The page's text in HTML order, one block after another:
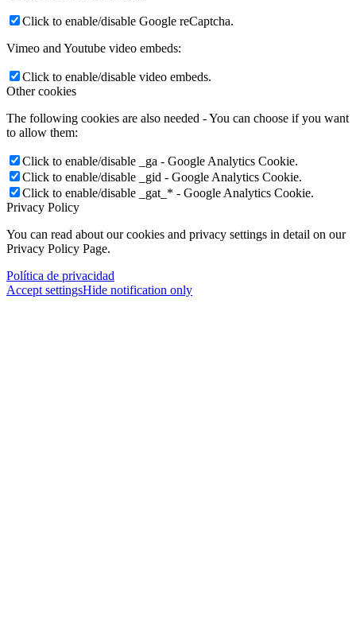
Click to enable/disable Google reCaptcha.
Vimeo and Youtube video embeds:
Click to enable/disable video embeds.
Other cookies
The following cookies are also needed - You can choose if you want
to allow them:
Click to enable/disable _ga - Google Analytics Cookie.
Click to enable/disable _gid - Google Analytics Cookie.
Click to enable/disable _gat_* - Google Analytics Cookie.
Privacy Policy
You can read about our cookies and privacy settings in detail on our
Privacy Policy Page.
Política de privacidad
Accept settingsHide notification only